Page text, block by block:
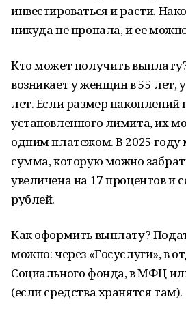
инвестироваться и расти.
никуда не пропала, и ее
Кто может получить
возникает у женщин в 55 лет,
лет. Если размер накоплений
установленного лимита, их
одним платежом. В 2025
сумма, которую можно
увеличена на 17 процентов и
рублей.
Как оформить выплату?
можно: через «Госуслуги», в
Социального фонда, в МФЦ
(если средства хранятся там).